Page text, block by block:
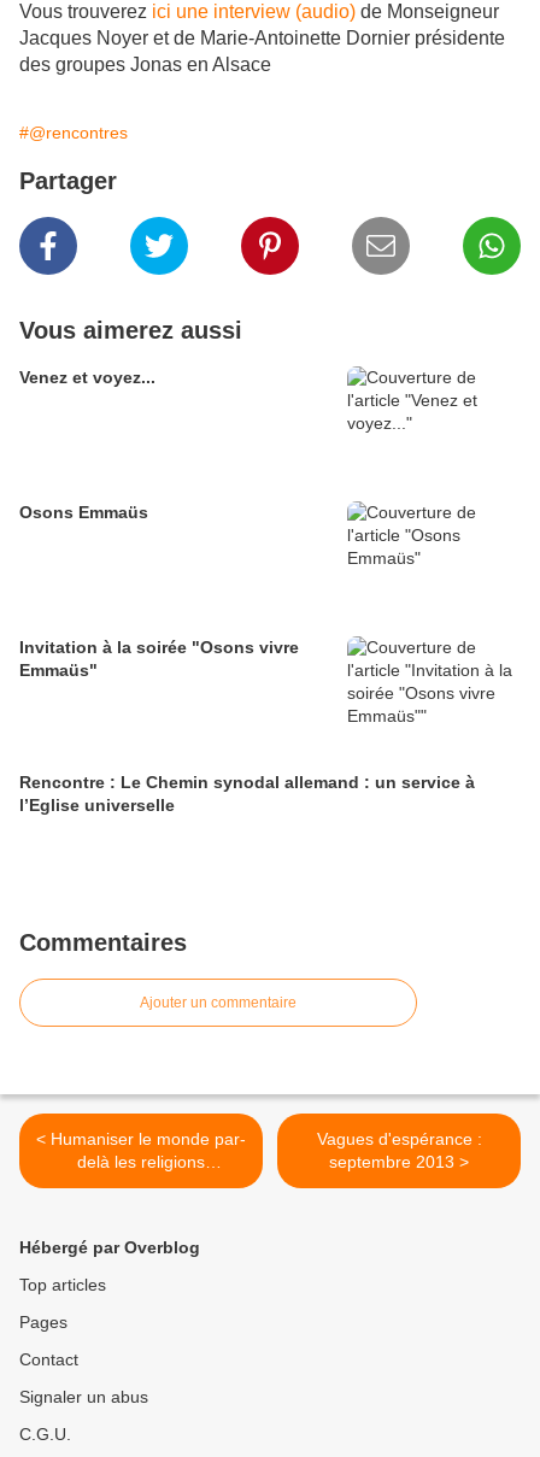
Vous trouverez ici une interview (audio) de Monseigneur
Jacques Noyer et de Marie-Antoinette Dornier présidente
des groupes Jonas en Alsace
#@rencontres
Partager
Vous aimerez aussi
Venez et voyez...
Osons Emmaüs
Invitation à la soirée "Osons vivre
Emmaüs"
Rencontre : Le Chemin synodal allemand : un service à
l’Eglise universelle
Commentaires
Ajouter un commentaire
< Humaniser le monde par-
delà les religions
(septembre 2013)
Vagues d'espérance :
septembre 2013 >
Hébergé par Overblog
Top articles
Pages
Contact
Signaler un abus
C.G.U.